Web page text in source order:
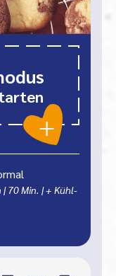
|70 Min. | + Kühl-